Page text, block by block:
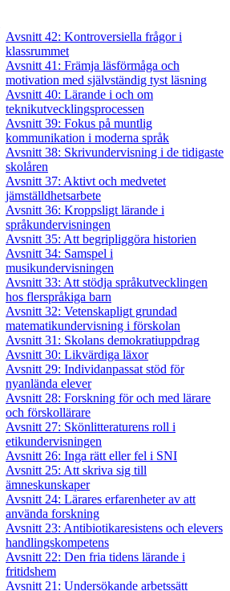
Avsnitt 42: Kontroversiella frågor i
klassrummet
Avsnitt 41: Främja läsförmåga och
motivation med självständig tyst läsning
Avsnitt 40: Lärande i och om
teknikutvecklingsprocessen
Avsnitt 39: Fokus på muntlig
kommunikation i moderna språk
Avsnitt 38: Skrivundervisning i de tidigaste
skolåren
Avsnitt 37: Aktivt och medvetet
jämställdhetsarbete
Avsnitt 36: Kroppsligt lärande i
språkundervisningen
Avsnitt 35: Att begripliggöra historien
Avsnitt 34: Samspel i
musikundervisningen
Avsnitt 33: Att stödja språkutvecklingen
hos flerspråkiga barn
Avsnitt 32: Vetenskapligt grundad
matematikundervisning i förskolan
Avsnitt 31: Skolans demokratiuppdrag
Avsnitt 30: Likvärdiga läxor
Avsnitt 29: Individanpassat stöd för
nyanlända elever
Avsnitt 28: Forskning för och med lärare
och förskollärare
Avsnitt 27: Skönlitteraturens roll i
etikundervisningen
Avsnitt 26: Inga rätt eller fel i SNI
Avsnitt 25: Att skriva sig till
ämneskunskaper
Avsnitt 24: Lärares erfarenheter av att
använda forskning
Avsnitt 23: Antibiotikaresistens och elevers
handlingskompetens
Avsnitt 22: Den fria tidens lärande i
fritidshem
Avsnitt 21: Undersökande arbetssätt